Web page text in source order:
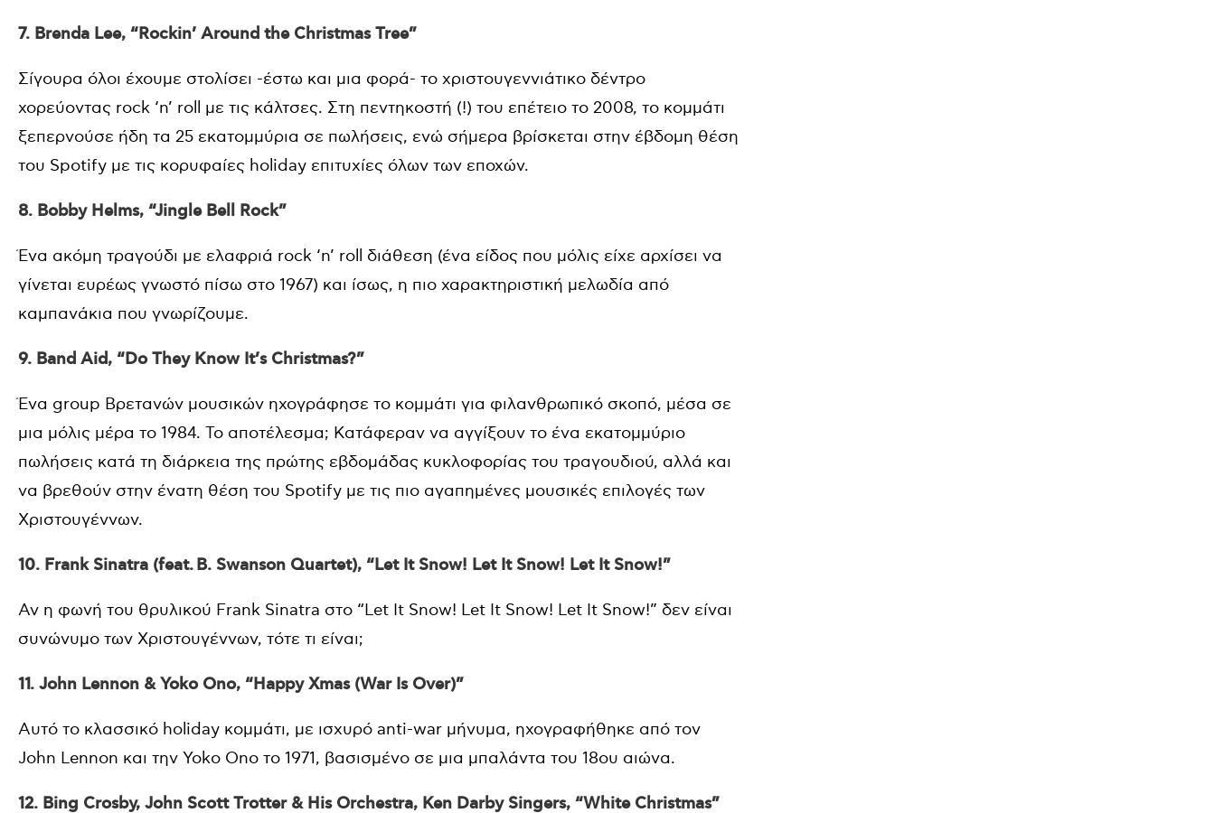
7. Brenda Lee, “Rockin’ Around the Christmas Tree”
Σίγουρα όλοι έχουμε στολίσει -έστω και μια φορά- το χριστουγεννιάτικο δέντρο
χορεύοντας rock ‘n’ roll με τις κάλτσες. Στη πεντηκοστή (!) του επέτειο το 2008, το κομμάτι
ξεπερνούσε ήδη τα 25 εκατομμύρια σε πωλήσεις, ενώ σήμερα βρίσκεται στην έβδομη θέση
του Spotify με τις κορυφαίες holiday επιτυχίες όλων των εποχών.
8. Bobby Helms, “Jingle Bell Rock”
Ένα ακόμη τραγούδι με ελαφριά rock ‘n’ roll διάθεση (ένα είδος που μόλις είχε αρχίσει να
γίνεται ευρέως γνωστό πίσω στο 1967) και ίσως, η πιο χαρακτηριστική μελωδία από
καμπανάκια που γνωρίζουμε.
9. Band Aid, “Do They Know It’s Christmas?”
Ένα group Βρετανών μουσικών ηχογράφησε το κομμάτι για φιλανθρωπικό σκοπό, μέσα σε
μια μόλις μέρα το 1984. Το αποτέλεσμα; Κατάφεραν να αγγίξουν το ένα εκατομμύριο
πωλήσεις κατά τη διάρκεια της πρώτης εβδομάδας κυκλοφορίας του τραγουδιού, αλλά και
να βρεθούν στην ένατη θέση του Spotify με τις πιο αγαπημένες μουσικές επιλογές των
Χριστουγέννων.
10. Frank Sinatra (feat. B. Swanson Quartet), “Let It Snow! Let It Snow! Let It Snow!”
Αν η φωνή του θρυλικού Frank Sinatra στο “Let It Snow! Let It Snow! Let It Snow!” δεν είναι
συνώνυμο των Χριστουγέννων, τότε τι είναι;
11. John Lennon & Yoko Ono, “Happy Xmas (War Is Over)”
Αυτό το κλασσικό holiday κομμάτι, με ισχυρό anti-war μήνυμα, ηχογραφήθηκε από τον
John Lennon και την Yoko Ono το 1971, βασισμένο σε μια μπαλάντα του 18ου αιώνα.
12. Bing Crosby, John Scott Trotter & His Orchestra, Ken Darby Singers, “White Christmas”